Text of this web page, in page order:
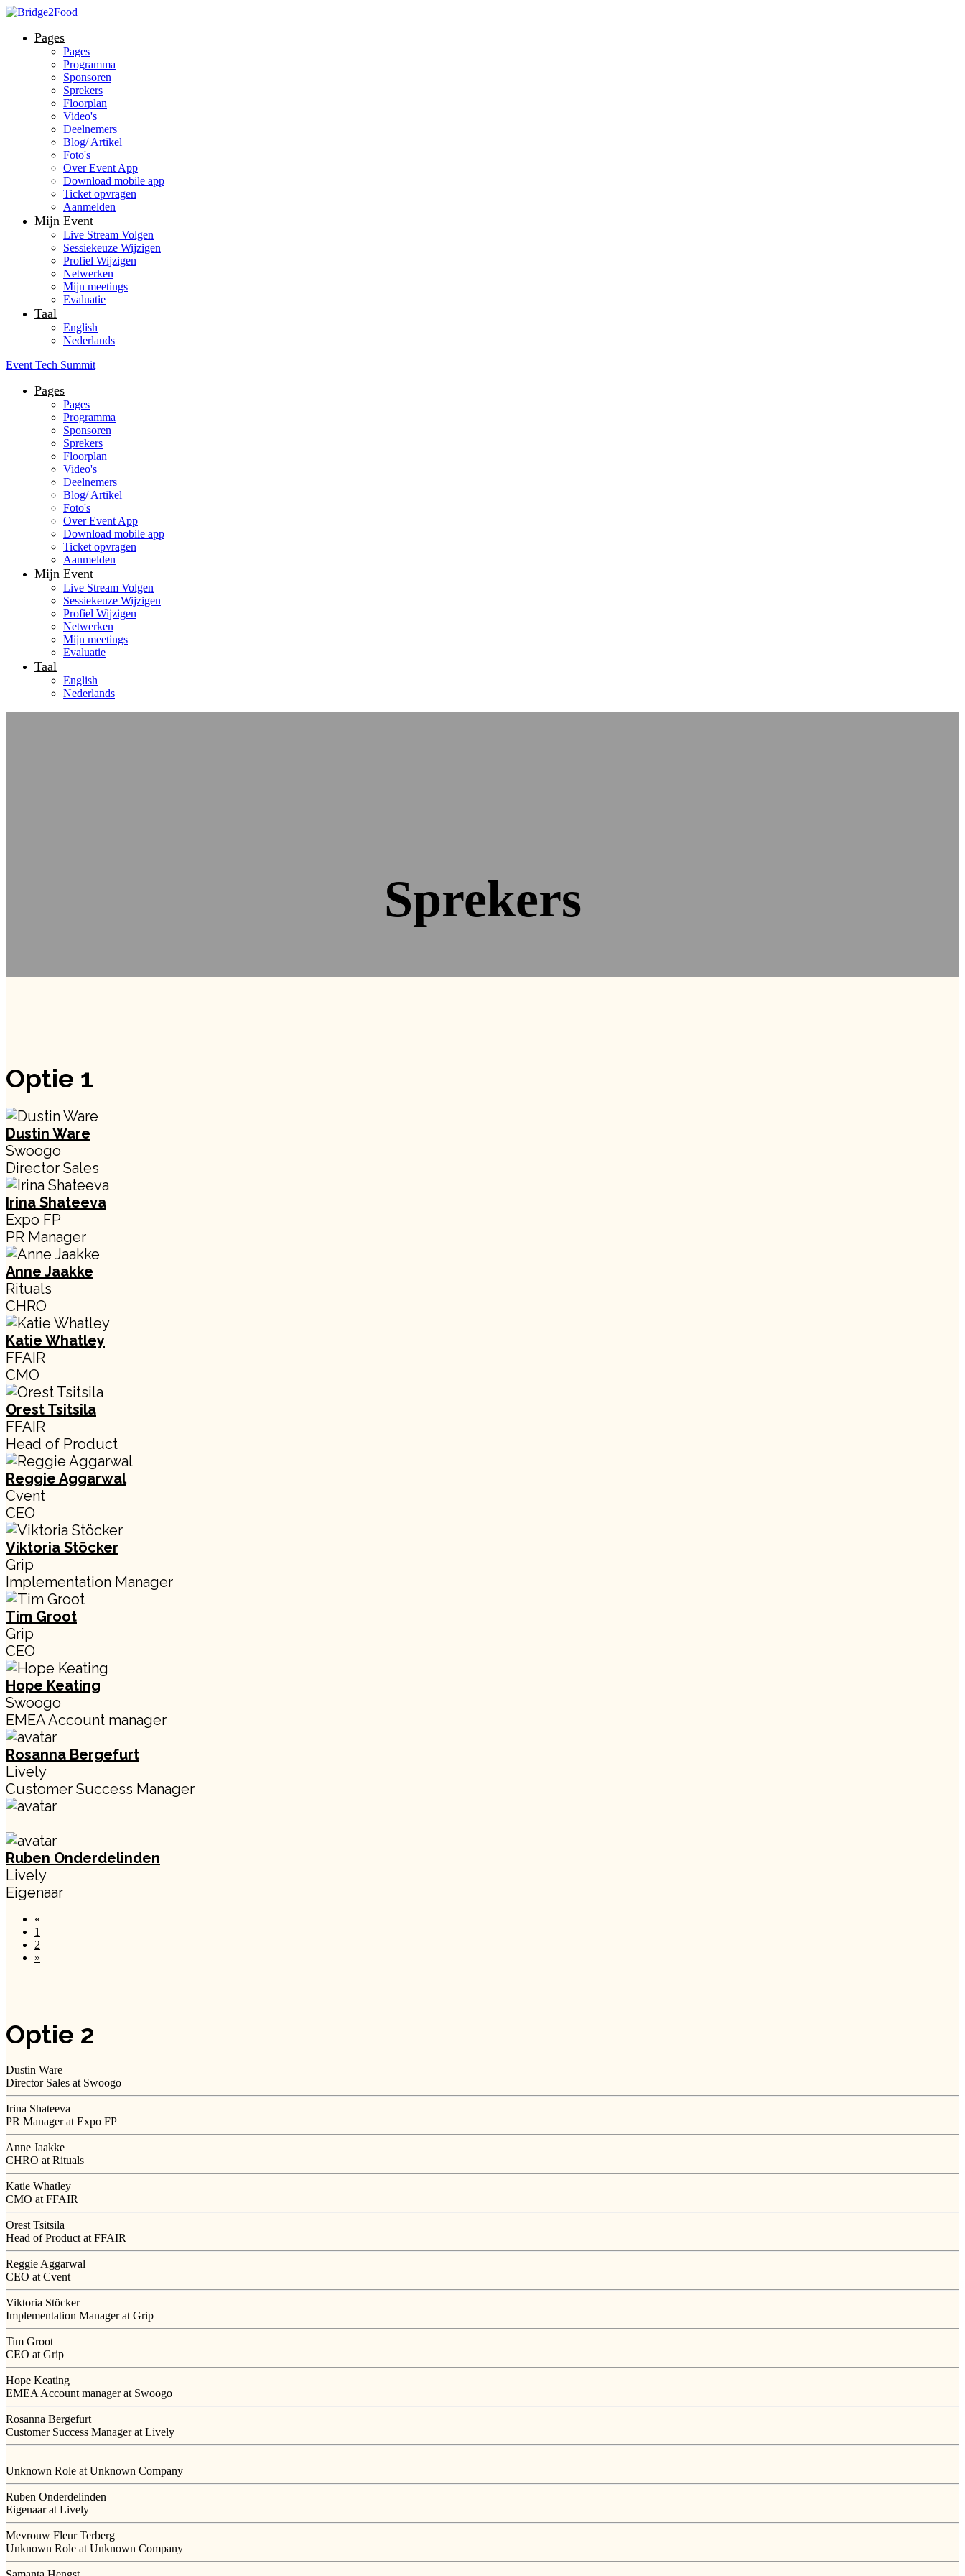
Pages
Pages
Programma
Sponsoren
Sprekers
Floorplan
Video's
Deelnemers
Blog/ Artikel
Foto's
Over Event App
Download mobile app
Ticket opvragen
Aanmelden
Mijn Event
Live Stream Volgen
Sessiekeuze Wijzigen
Profiel Wijzigen
Netwerken
Mijn meetings
Evaluatie
Taal
English
Nederlands
Event Tech Summit
Pages
Pages
Programma
Sponsoren
Sprekers
Floorplan
Video's
Deelnemers
Blog/ Artikel
Foto's
Over Event App
Download mobile app
Ticket opvragen
Aanmelden
Mijn Event
Live Stream Volgen
Sessiekeuze Wijzigen
Profiel Wijzigen
Netwerken
Mijn meetings
Evaluatie
Taal
English
Nederlands
Sprekers
Optie 1
Dustin Ware
Swoogo
Director Sales
Irina Shateeva
Expo FP
PR Manager
Anne Jaakke
Rituals
CHRO
Katie Whatley
FFAIR
CMO
Orest Tsitsila
FFAIR
Head of Product
Reggie Aggarwal
Cvent
CEO
Viktoria Stöcker
Grip
Implementation Manager
Tim Groot
Grip
CEO
Hope Keating
Swoogo
EMEA Account manager
Rosanna Bergefurt
Lively
Customer Success Manager
Ruben Onderdelinden
Lively
Eigenaar
«
1
2
»
Optie 2
Dustin Ware
Director Sales at Swoogo
Irina Shateeva
PR Manager at Expo FP
Anne Jaakke
CHRO at Rituals
Katie Whatley
CMO at FFAIR
Orest Tsitsila
Head of Product at FFAIR
Reggie Aggarwal
CEO at Cvent
Viktoria Stöcker
Implementation Manager at Grip
Tim Groot
CEO at Grip
Hope Keating
EMEA Account manager at Swoogo
Rosanna Bergefurt
Customer Success Manager at Lively
Unknown Role at Unknown Company
Ruben Onderdelinden
Eigenaar at Lively
Mevrouw Fleur Terberg
Unknown Role at Unknown Company